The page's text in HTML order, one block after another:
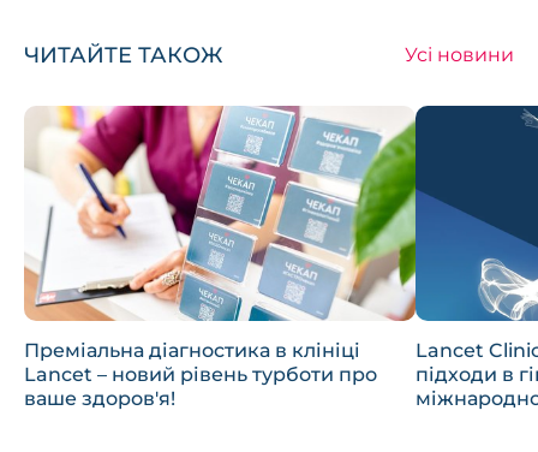
ЧИТАЙТЕ ТАКОЖ Усі новини
Преміальна діагностика в клініці
Lancet – новий рівень турботи про
ваше здоров'я!
Lancet
підходи в